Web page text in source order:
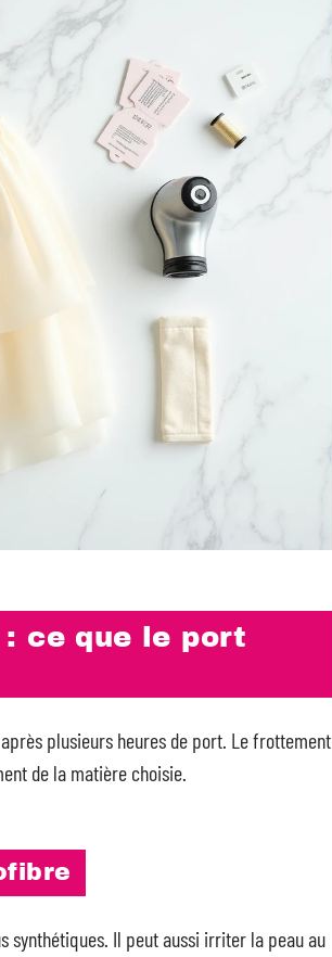
ce que le port
plusieurs heures de port. Le frottement
de la matière choisie.
synthétiques. Il peut aussi irriter la peau au